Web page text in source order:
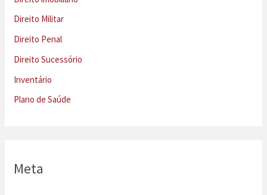
Direito Militar
Direito Penal
Direito Sucessório
Inventário
Plano de Saúde
Meta